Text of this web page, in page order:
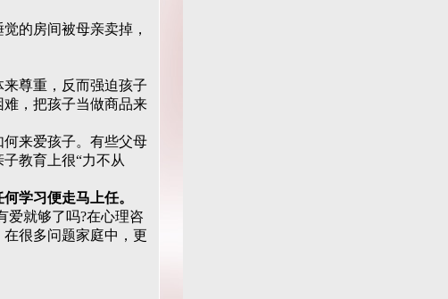
的房间被母亲卖掉，
尊重，反而强迫孩子
，把孩子当做商品来
来爱孩子。有些父母
教育上很“力不从
学习便走马上任。
就够了吗?在心理咨
很多问题家庭中，更